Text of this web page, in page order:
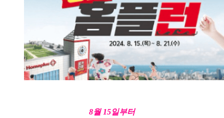
8월 15일부터